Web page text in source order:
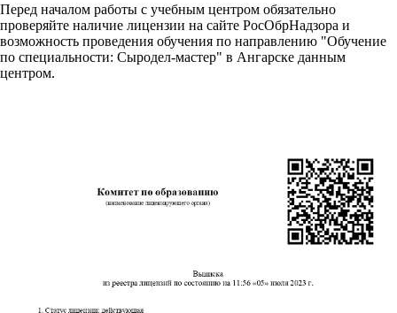
Перед началом работы с учебным центром обязательно
проверяйте наличие лицензии на сайте РосОбрНадзора и
возможность проведения обучения по направлению "Обучение
по специальности: Сыродел-мастер" в Ангарске данным
центром.